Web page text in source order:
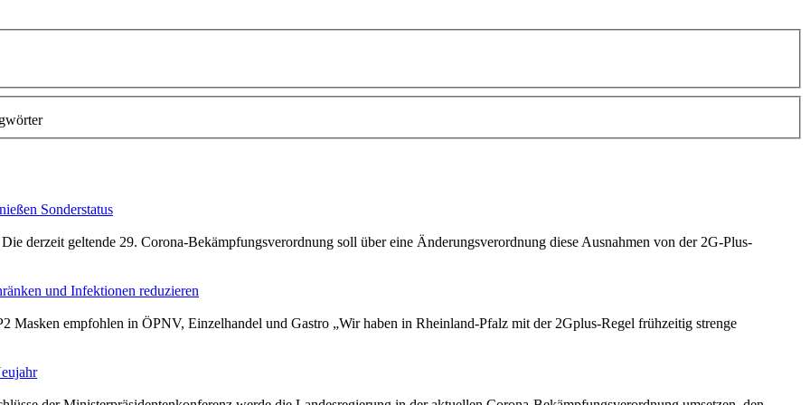
Sonderstatus
derzeit geltende 29. Corona-Bekämpfungsverordnung soll über eine Änderungsverordnung diese Ausnahmen von der 2G-Plus-
und Infektionen reduzieren
Masken empfohlen in ÖPNV, Einzelhandel und Gastro „Wir haben in Rheinland-Pfalz mit der 2Gplus-Regel frühzeitig strenge